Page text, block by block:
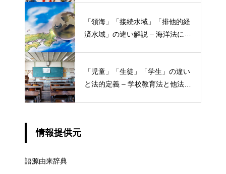
「領海」「接続水域」「排他的経
済水域」の違い解説 – 海洋法にお
「児童」「生徒」「学生」の違い
と法的定義 – 学校教育法と他法律
情報提供元
語源由来辞典